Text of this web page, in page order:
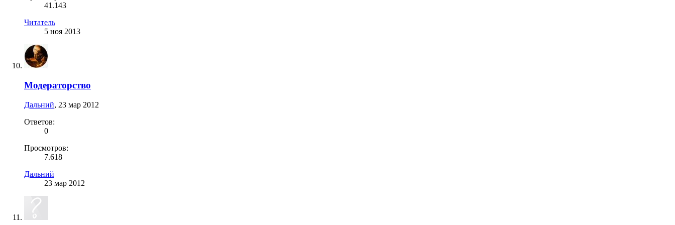
41.143
Читатель
5 ноя 2013
Модераторство
Дальний, 23 мар 2012
Ответов:
0
Просмотров:
7.618
Дальний
23 мар 2012